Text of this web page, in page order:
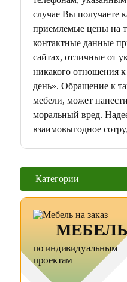
Категории
по индивидуальным
проектам
случае Вы получаете
приемлемые цены на
контактные данные
сайтах, отличные от
никакого отношения
день». Обращение к
мебели, может
моральный вред.
взаимовыгодное